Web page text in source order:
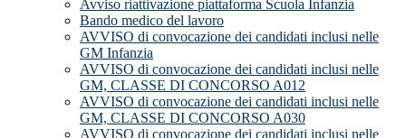
Avviso riattivazione piattaforma Scuola Infanzia
Bando medico del lavoro
AVVISO di convocazione dei candidati inclusi nelle
GM Infanzia
AVVISO di convocazione dei candidati inclusi nelle
GM, CLASSE DI CONCORSO A012
AVVISO di convocazione dei candidati inclusi nelle
GM, CLASSE DI CONCORSO A030
AVVISO di convocazione dei candidati inclusi nelle